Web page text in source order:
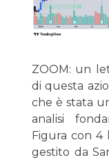
ZOOM: un
di questa
che è stata
analisi
Figura con 4
gestito da